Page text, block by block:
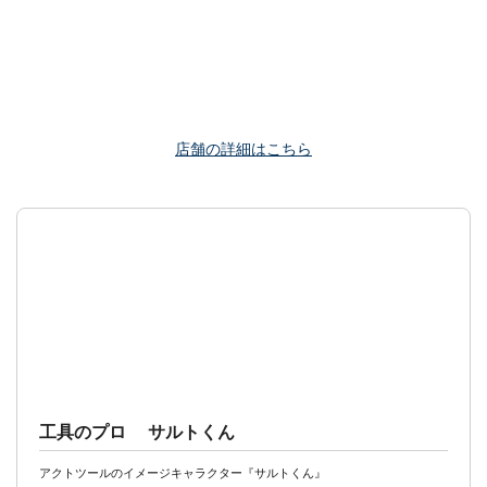
店舗の詳細はこちら
工具のプロ サルトくん
アクトツールのイメージキャラクター『サルトくん』